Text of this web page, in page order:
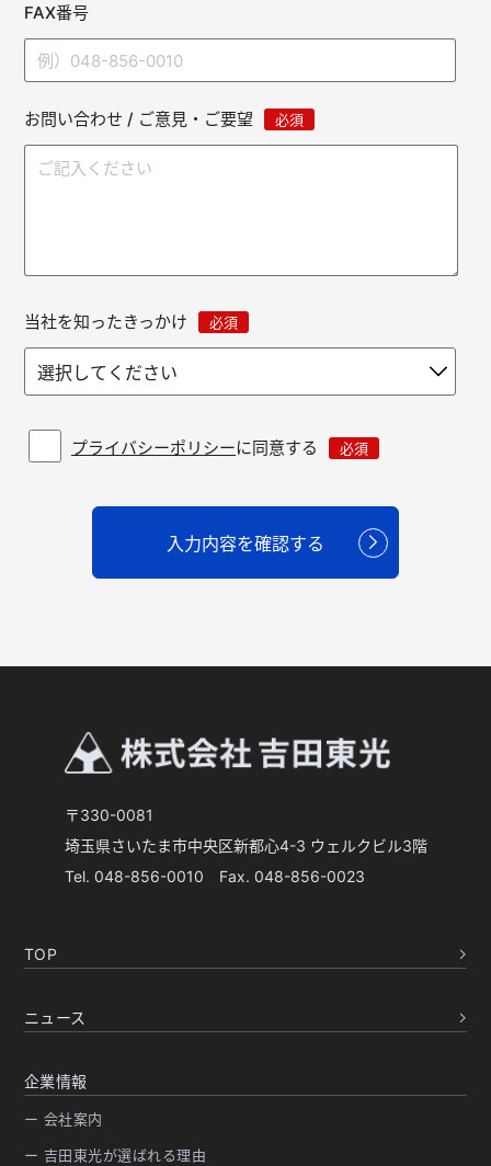
FAX番号
お問い合わせ / ご意見・ご要望 必須
当社を知ったきっかけ 必須
プライバシーポリシーに同意する 必須
〒330-0081
埼玉県さいたま市中央区新都心4-3 ウェルクビル3階
Tel. 048-856-0010 Fax. 048-856-0023
TOP
ニュース
企業情報
ー 会社案内
ー 吉田東光が選ばれる理由